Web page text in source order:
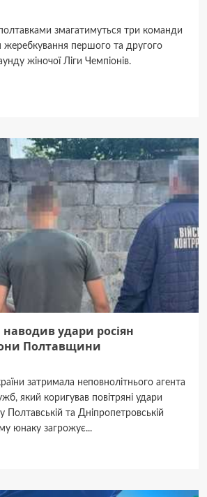
змагатимуться три команди
жеребкування першого та другого
жіночої Ліги Чемпіонів.
наводив удари росіян
Полтавщини
затримала неповнолітнього агента
який коригував повітряні удари
та Дніпропетровській
юнаку загрожує...